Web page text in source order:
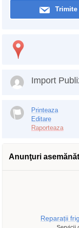
Trimite
Import
Printeaza
Editare
Raporteaza
Anunţuri
Reparații